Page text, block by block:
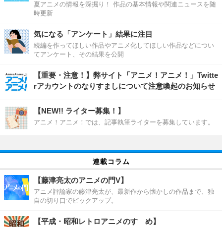
夏アニメの情報を深掘り！ 作品の基本情報や関連ニュースを随
時更新
気になる「アンケート」結果に注目
続編を作ってほしい作品やアニメ化してほしい作品などについ
てアンケート、その結果を公開
【重要・注意！】弊サイト「アニメ！アニメ！」Twitte
rアカウントのなりすましについて注意喚起のお知らせ
【NEW!! ライター募集！】
アニメ！アニメ！では、記事執筆ライターを募集しています。
連載コラム
【藤津亮太のアニメの門V】
アニメ評論家の藤津亮太が、最新作から懐かしの作品まで、独
自の切り口でピックアップ。
【平成・昭和レトロアニメのすゝめ】